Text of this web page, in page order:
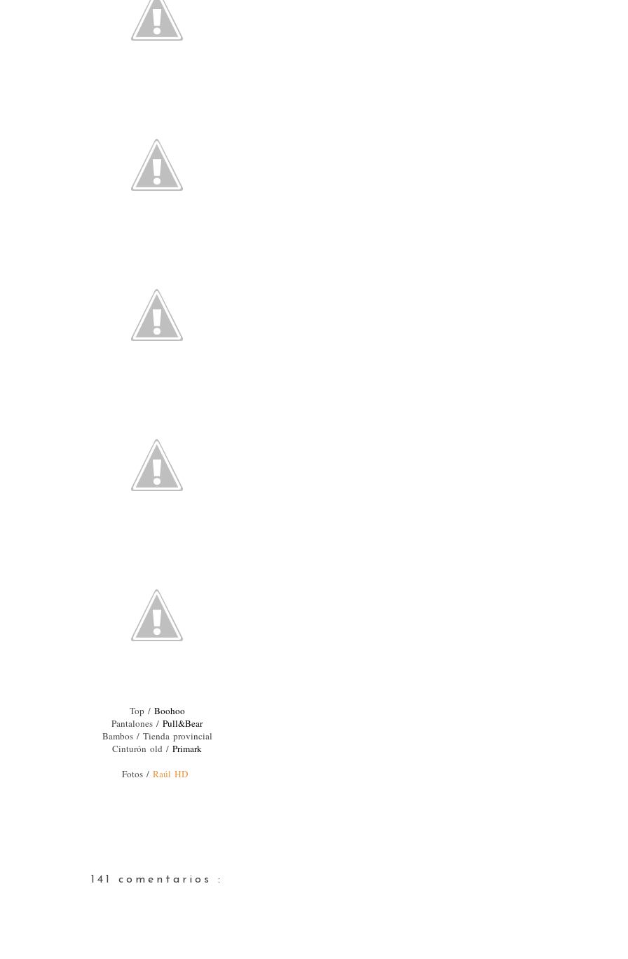
Top / Boohoo
Pantalones / Pull&Bear
Bambos / Tienda provincial
Cinturón old / Primark
Fotos / Raúl HD
141 comentarios :